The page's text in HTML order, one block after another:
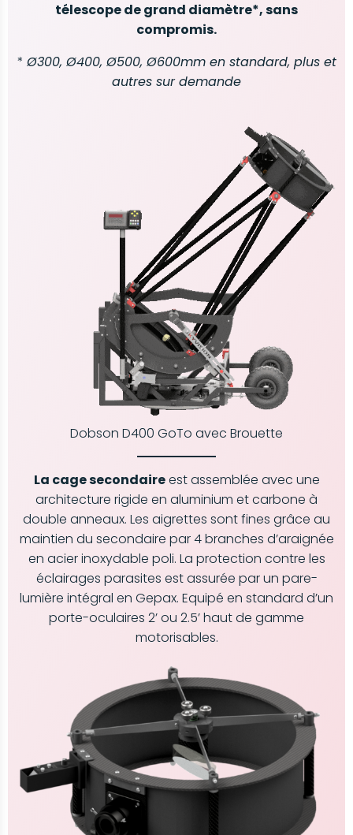
télescope de grand diamètre*, sans
compromis.
* Ø300, Ø400, Ø500, Ø600mm en standard, plus et
autres sur demande
Dobson D400 GoTo avec Brouette
La cage secondaireest assemblée avec une
architecture rigide en aluminium et carbone à
double anneaux. Les aigrettes sont fines grâce au
maintien du secondaire par 4 branches d’araignée
en acier inoxydable poli. La protection contre les
éclairages parasites est assurée par un pare-
lumière intégral en Gepax. Equipé en standard d’un
porte-oculaires 2’ ou 2.5’ haut de gamme
motorisables.